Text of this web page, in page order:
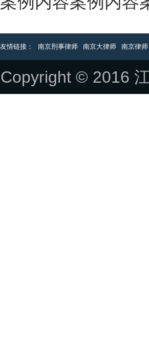
友情链接： 南京刑事律师 南京大律师 南京律师
Copyright © 2016